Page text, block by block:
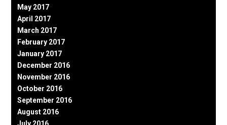
May 2017
April 2017
March 2017
February 2017
January 2017
December 2016
November 2016
October 2016
September 2016
August 2016
July 2016